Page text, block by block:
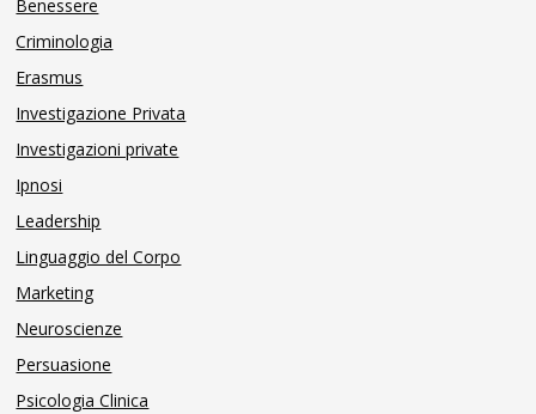
Benessere
Criminologia
Erasmus
Investigazione Privata
Investigazioni private
Ipnosi
Leadership
Linguaggio del Corpo
Marketing
Neuroscienze
Persuasione
Psicologia Clinica